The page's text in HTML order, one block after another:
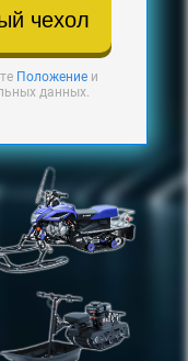
чехол
Положениеи
данных.